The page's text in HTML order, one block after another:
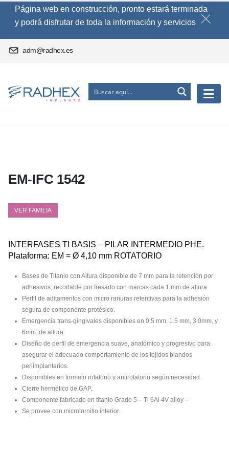
Página web en construcción, pronto estará terminada
y podrá disfrutar de toda la información y servicios
adm@radhex.es
EM-IFC 1542
VER FAMILIA
INTERFASES TI BASIS – PILAR INTERMEDIO PHE.
Plataforma: EM = Ø 4,10 mm ROTATORIO
Bases de Titanio con Altura disponible de 7 mm para la retención por
adhesivos, recortable por fresado con marcas cada 1 mm de altura.
Perfil de aditamentos con micro ranuras retentivas para la adhesión
segura de componente protésico.
Emergencia trans-gingivales disponibles en 0.5 mm, 1.5 mm, 3.0mm, y
6mm. de altura.
Diseño de perfil de emergencia suave, anatómico y progresivo para
asegurar el adecuado comportamiento de los tejidos blandos
periimplantarios.
Disponibles en formato rotatorio y antirotatorio según necesidad.
Cierre hermético de GAP.
Componente fabricado en titanio Grado 5 – Ti 6Al 4V alloy –
Se provee con microtornillo interior.